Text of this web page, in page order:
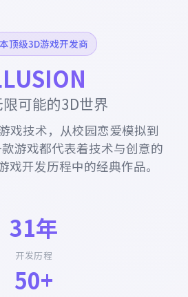
顶级3D游戏开发商
可能的3D世界
戏技术，从校园恋爱模拟到
游戏都代表着技术与创意的
戏开发历程中的经典作品。
31年
开发历程
50+